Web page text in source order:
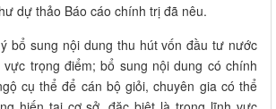
dự thảo Báo cáo chính trị đã nêu.
bổ sung nội dung thu hút vốn đầu tư nước
trọng điểm; bổ sung nội dung có chính
cụ thể để cán bộ giỏi, chuyên gia có thể